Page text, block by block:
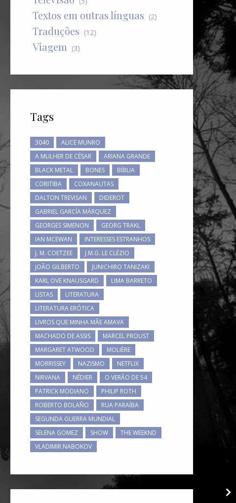
Textos em outras línguas (2)
Traduções (12)
Viagem (3)
Tags
3040
ALICE MUNRO
A MULHER DE CÉSAR
ARIANA GRANDE
BLACK METAL
BONES
BÍBLIA
CORITIBA
COXANAUTAS
DALTON TREVISAN
DIDEROT
GABRIEL GARCÍA MÁRQUEZ
GEORGES SIMENON
GEORG TRAKL
IAN MCEWAN
INTERESSES ESTRANHOS
J. M. COETZEE
J.M.G. LE CLÉZIO
JOÃO GILBERTO
JUNICHIRO TANIZAKI
KARL OVE KNAUSGARD
LIMA BARRETO
LISTAS
LITERATURA
LITERATURA ERÓTICA
LIVROS QUE MINHA MÃE AMAVA
MACHADO DE ASSIS
MARCEL PROUST
MARGARET ATWOOD
MOLIÈRE
MORRISSEY
NAZISMO
NETFLIX
NIRVANA
NÉDIER
O VERÃO DE 54
PATRICK MODIANO
PHILIP ROTH
ROBERTO BOLAÑO
RUA PARAÍBA
SEGUNDA GUERRA MUNDIAL
SELENA GOMEZ
SHOW
THE WEEKND
VLADIMIR NABOKOV